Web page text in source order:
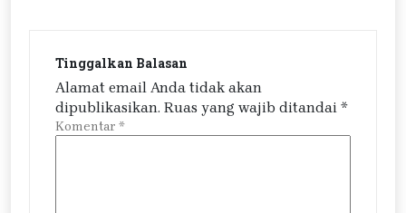
Tinggalkan Balasan
Alamat email Anda tidak akan
dipublikasikan. Ruas yang wajib ditandai *
Komentar *